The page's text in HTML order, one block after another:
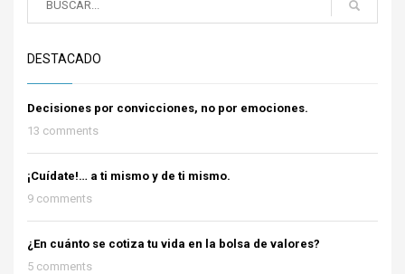
DESTACADO
Decisiones por convicciones, no por emociones.
13 comments
¡Cuídate!… a ti mismo y de ti mismo.
9 comments
¿En cuánto se cotiza tu vida en la bolsa de valores?
5 comments